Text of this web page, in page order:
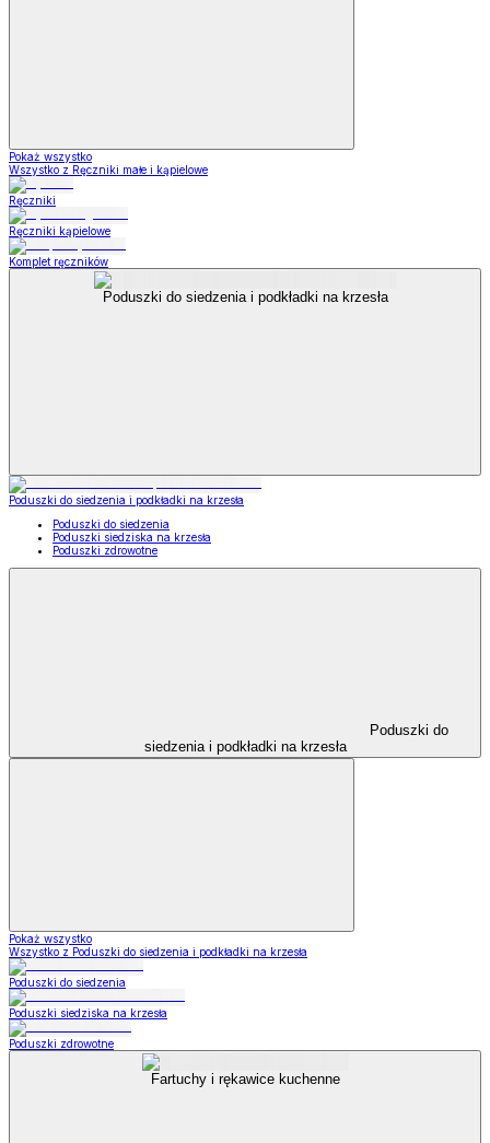
Pokaż wszystko
Wszystko z Ręczniki małe i kąpielowe
Ręczniki
Ręczniki kąpielowe
Komplet ręczników
Poduszki do siedzenia i podkładki na krzesła
Poduszki do siedzenia i podkładki na krzesła
Poduszki do siedzenia
Poduszki siedziska na krzesła
Poduszki zdrowotne
Poduszki do
siedzenia i podkładki na krzesła
Pokaż wszystko
Wszystko z Poduszki do siedzenia i podkładki na krzesła
Poduszki do siedzenia
Poduszki siedziska na krzesła
Poduszki zdrowotne
Fartuchy i rękawice kuchenne